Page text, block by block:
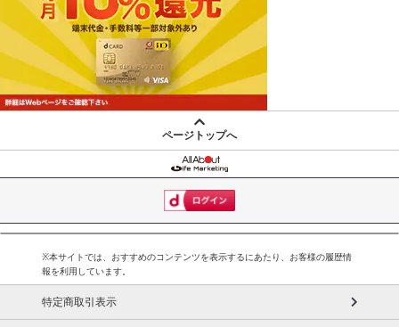
ページトップへ
※本サイトでは、おすすめのコンテンツを表示するにあたり、お客様の履歴情
報を利用しています。
特定商取引表示